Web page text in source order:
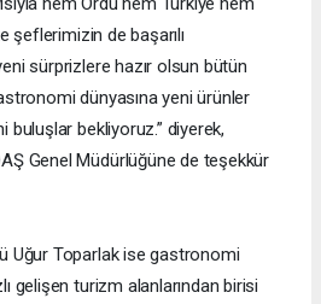
şeflerimizin de başarılı
sürprizlere hazır olsun bütün
dünyasına yeni ürünler
buluşlar bekliyoruz.” diyerek,
Genel Müdürlüğüne de teşekkür
Uğur Toparlak ise gastronomi
gelişen turizm alanlarından birisi